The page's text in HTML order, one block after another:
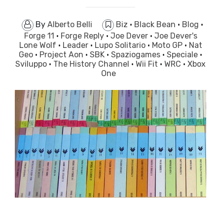
By Alberto Belli Biz · Black Bean · Blog ·
Forge 11 · Forge Reply · Joe Dever · Joe Dever's
Lone Wolf · Leader · Lupo Solitario · Moto GP · Nat
Geo · Project Aon · SBK · Spaziogames · Speciale ·
Sviluppo · The History Channel · Wii Fit · WRC · Xbox
One